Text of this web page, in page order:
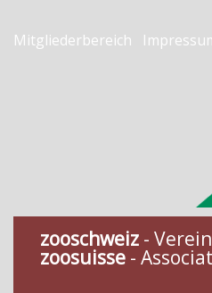
Mitgliederbereich
zooschweiz -
zoosuisse -